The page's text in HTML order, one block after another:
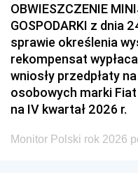
OBWIESZCZENIE
GOSPODARKI z dnia
sprawie określenia
rekompensat
wniosły przedpłaty
osobowych marki Fiat
na IV kwartał 2026 r.
Monitor Polski rok 2026